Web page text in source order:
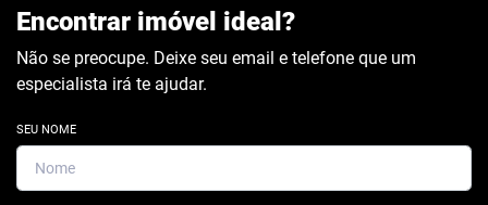
Encontrar imóvel ideal?
Não se preocupe. Deixe seu email e telefone que um
especialista irá te ajudar.
SEU NOME